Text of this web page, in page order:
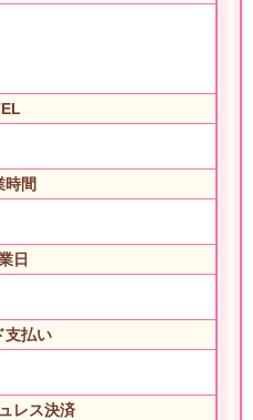
時間
日
支払い
レス決済